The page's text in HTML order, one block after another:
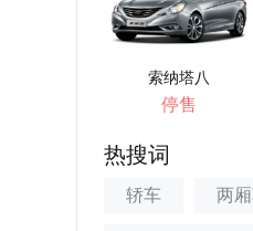
索纳塔八
停售
热搜词
轿车 两